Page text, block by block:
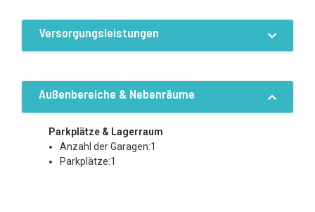
Versorgungsleistungen
Lokale Versorgung
Bewässerungssystem
Außenbereiche & Nebenräume
Parkplätze & Lagerraum
Anzahl der Garagen:1
Parkplätze:1